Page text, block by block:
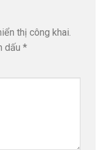
thị công khai.
dấu *